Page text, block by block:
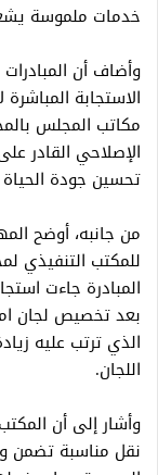
خدمات ملموسة
وأضاف أن
الاستجابة
مكاتب المجلس
الإصلاحي القادر
تحسين جودة
من جانبه، أوضح
للمكتب التنفيذي
المبادرة جاءت
بعد تخصيص لجان
الذي ترتب عليه
اللجان.
وأشار إلى أن
نقل مناسبة تضمن